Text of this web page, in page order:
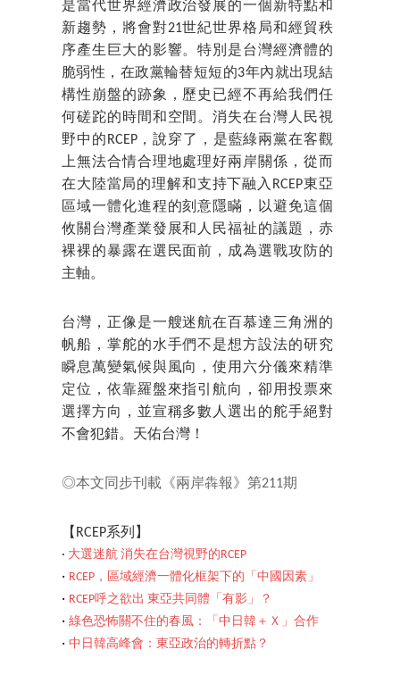
是當代世界經濟政治發展的一個新特點和
新趨勢，將會對21世紀世界格局和經貿秩
序產生巨大的影響。特別是台灣經濟體的
脆弱性，在政黨輪替短短的3年內就出現結
構性崩盤的跡象，歷史已經不再給我們任
何磋跎的時間和空間。消失在台灣人民視
野中的RCEP，說穿了，是藍綠兩黨在客觀
上無法合情合理地處理好兩岸關係，從而
在大陸當局的理解和支持下融入RCEP東亞
區域一體化進程的刻意隱瞞，以避免這個
攸關台灣產業發展和人民福祉的議題，赤
裸裸的暴露在選民面前，成為選戰攻防的
主軸。
台灣，正像是一艘迷航在百慕達三角洲的
帆船，掌舵的水手們不是想方設法的研究
瞬息萬變氣候與風向，使用六分儀來精準
定位，依靠羅盤來指引航向，卻用投票來
選擇方向，並宣稱多數人選出的舵手絕對
不會犯錯。天佑台灣！
◎本文同步刊載《兩岸犇報》第211期
【RCEP系列】
‧ 大選迷航 消失在台灣視野的RCEP
‧ RCEP，區域經濟一體化框架下的「中國因素」
‧ RCEP呼之欲出 東亞共同體「有影」？
‧ 綠色恐怖關不住的春風：「中日韓＋Ｘ」合作
‧ 中日韓高峰會：東亞政治的轉折點？